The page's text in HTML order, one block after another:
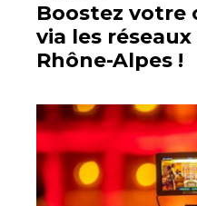
Boostez votre
via les
Rhône-Alpes !